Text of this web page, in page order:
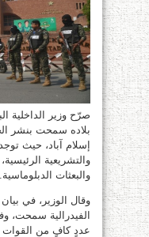
صرّح وزير الداخلية
بلاده سمحت بنشر
إسلام آباد، حيث
والتشريعية
والبعثات الدبلوماسية.
وقال الوزير، في
عددٍ كافٍ من القوات